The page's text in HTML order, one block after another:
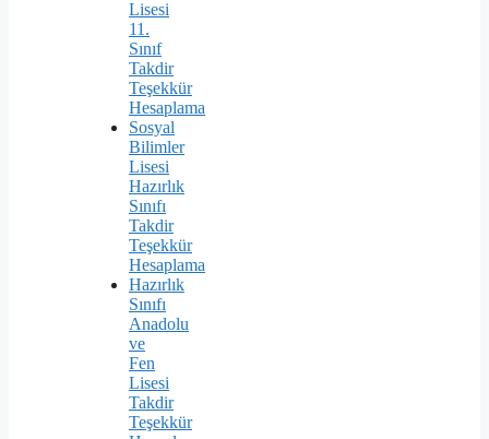
Lisesi
11.
Sınıf
Takdir
Teşekkür
Hesaplama
Sosyal
Bilimler
Lisesi
Hazırlık
Sınıfı
Takdir
Teşekkür
Hesaplama
Hazırlık
Sınıfı
Anadolu
ve
Fen
Lisesi
Takdir
Teşekkür